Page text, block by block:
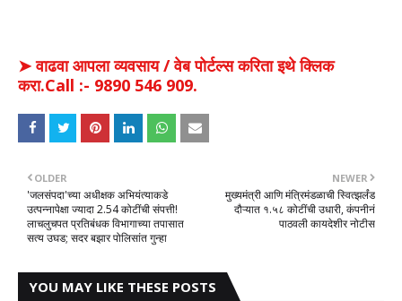
➤ वाढवा आपला व्यवसाय / वेब पोर्टल्स करिता इथे क्लिक
करा.Call :- 9890 546 909.
NEWER
मुख्यमंत्री आणि मंत्रिमंडळाची स्वित्झर्लंड
दौऱ्यात १.५८ कोटींची उधारी, कंपनीनं
पाठवली कायदेशीर नोटीस
OLDER
'जलसंपदा'च्या अधीक्षक अभियंत्याकडे
उत्पन्नापेक्षा ज्यादा 2.54 कोटींची संपत्ती!
लाचलुचपत प्रतिबंधक विभागाच्या तपासात
सत्य उघड; सदर बझार पोलिसांत गुन्हा
YOU MAY LIKE THESE POSTS